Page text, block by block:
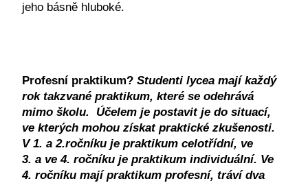
jeho básně hluboké.
Profesní praktikum? Studenti lycea mají každý
rok takzvané praktikum, které se odehrává
mimo školu. Účelem je postavit je do situací,
ve kterých mohou získat praktické zkušenosti.
V 1. a 2.ročníku je praktikum celotřídní, ve
3. a ve 4. ročníku je praktikum individuální. Ve
4. ročníku mají praktikum profesní, tráví dva